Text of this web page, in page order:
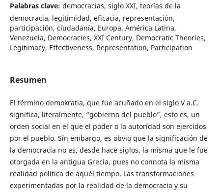
Palabras clave: democracias, siglo XXI, teorías de la
democracia, legitimidad, eficacia, representación,
participación, ciudadanía, Europa, América Latina,
Venezuela, Democracies, XXI Century, Democratic Theories,
Legitimacy, Effectiveness, Representation, Participation
Resumen
El término demokratia, que fue acuñado en el siglo V a.C.
significa, literalmente, “gobierno del pueblo”, esto es, un
orden social en el que el poder o la autoridad son ejercidos
por el pueblo. Sin embargo, es obvio que la significación de
la democracia no es, desde hace siglos, la misma que le fue
otorgada en la antigua Grecia, pues no connota la misma
realidad política de aquél tiempo. Las transformaciones
experimentadas por la realidad de la democracia y su